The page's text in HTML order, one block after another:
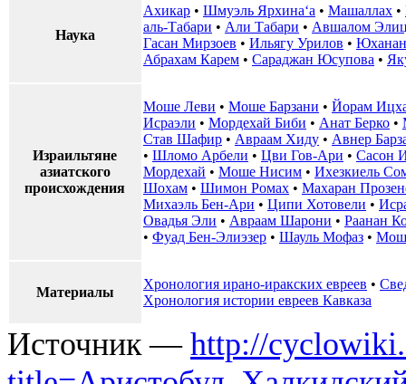
Наука
Ахикар • Шмуэль Ярхина‘а • Машаллах •
аль-Табари • Али Табари • Авшалом
Гасан Мирзоев • Ильягу Урилов •
Абрахам Карем • Сараджан Юсупова •
Израильтяне
азиатского
происхождения
Моше Леви • Моше Барзани • Йорам
Исраэли • Мордехай Биби • Анат Берко •
Став Шафир • Авраам Хиду • Авнер
• Шломо Арбели • Цви Гов-Ари • Сасон
Мордехай • Моше Нисим • Ихезкиель
Шохам • Шимон Ромах • Махаран
Михаэль Бен-Ари • Ципи Хотовели •
Овадья Эли • Авраам Шарони • Раанан
• Фуад Бен-Элиэзер • Шауль Мофаз •
Материалы
Хронология ирано-иракских евреев •
Хронология истории евреев Кавказа
Источник — http://